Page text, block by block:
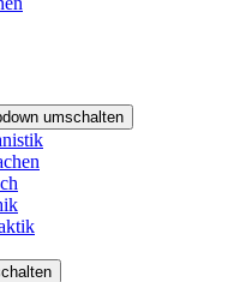
umschalten